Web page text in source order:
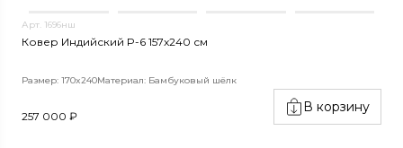
Арт. 1696нш
Ковер Индийский P-6 157x240 см
Размер: 170x240Материал: Бамбуковый шёлк
257 000 ₽
В корзину